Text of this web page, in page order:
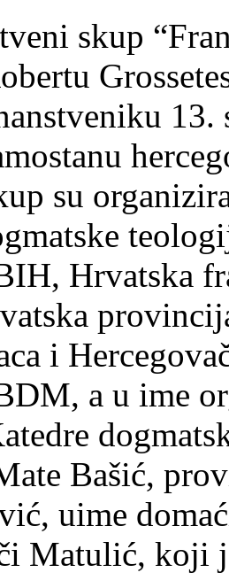
skup
13.
su
Hrvatska
i
a u ime
Bašić,
uime
Matulić, koji